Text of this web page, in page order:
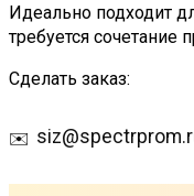
Идеально подходит
требуется сочетание
Сделать заказ: